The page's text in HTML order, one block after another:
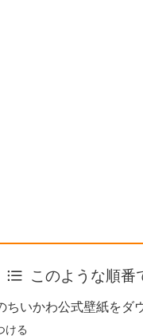
このような順番
ちいかわ公式壁紙をダ
ける